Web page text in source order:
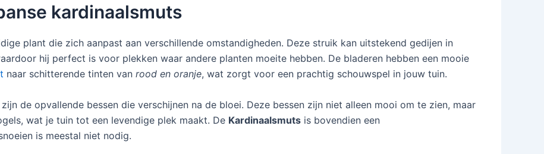
kardinaalsmuts
plant die zich aanpast aan verschillende omstandigheden. Deze struik kan uitstekend gedijen in
hij perfect is voor plekken waar andere planten moeite hebben. De bladeren hebben een mooie
naar schitterende tinten van rood en oranje, wat zorgt voor een prachtig schouwspel in jouw tuin.
de opvallende bessen die verschijnen na de bloei. Deze bessen zijn niet alleen mooi om te zien, maar
wat je tuin tot een levendige plek maakt. De Kardinaalsmuts is bovendien een
is meestal niet nodig.